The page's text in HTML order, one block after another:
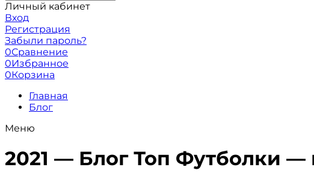
Личный кабинет
Вход
Регистрация
Забыли пароль?
0Сравнение
0Избранное
0Корзина
Главная
Блог
Меню
2021 — Блог Топ Футболки